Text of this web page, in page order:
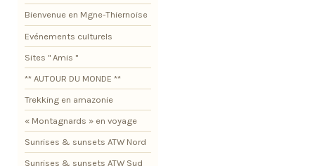
Bienvenue en Mgne-Thiernoise
Evénements culturels
Sites " Amis "
** AUTOUR DU MONDE **
Trekking en amazonie
« Montagnards » en voyage
Sunrises & sunsets ATW Nord
Sunrises & sunsets ATW Sud